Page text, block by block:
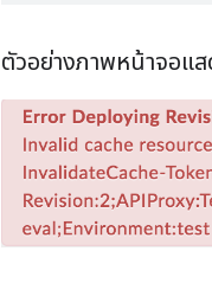
ตัวอย่างภาพหน้าจอแ